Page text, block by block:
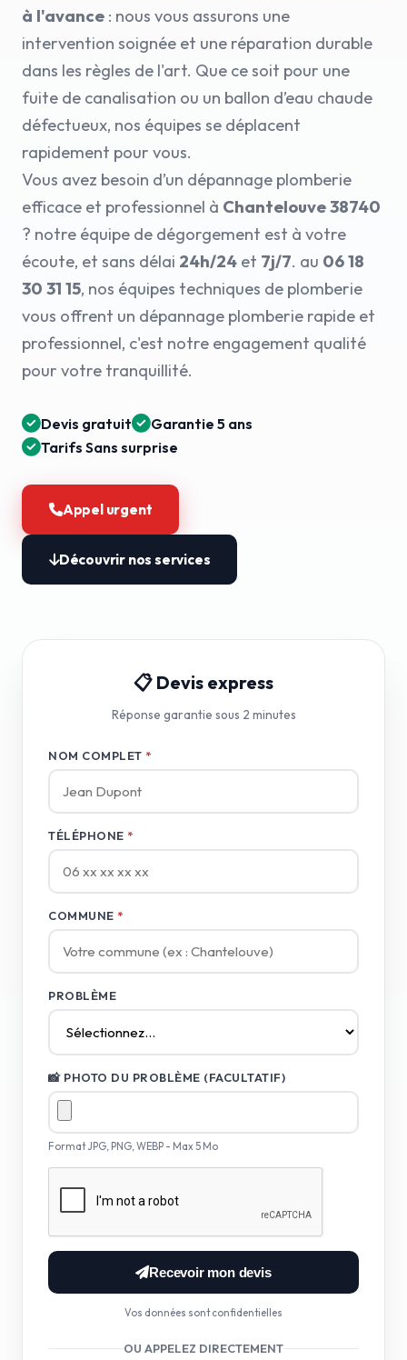
à l'avance : nous vous assurons une
intervention soignée et une réparation durable
dans les règles de l'art. Que ce soit pour une
fuite de canalisation ou un ballon d’eau chaude
défectueux, nos équipes se déplacent
rapidement pour vous.
Vous avez besoin d’un dépannage plomberie
efficace et professionnel à Chantelouve 38740
? notre équipe de dégorgement est à votre
écoute, et sans délai 24h/24 et 7j/7. au 06 18
30 31 15, nos équipes techniques de plomberie
vous offrent un dépannage plomberie rapide et
professionnel, c'est notre engagement qualité
pour votre tranquillité.
Devis gratuit
Garantie 5 ans
Tarifs Sans surprise
Appel urgent
Découvrir nos services
📋 Devis express
Réponse garantie sous 2 minutes
NOM COMPLET *
TÉLÉPHONE *
COMMUNE *
PROBLÈME
📸 PHOTO DU PROBLÈME (FACULTATIF)
Format JPG, PNG, WEBP - Max 5 Mo
Recevoir mon devis
Vos données sont confidentielles
OU APPELEZ DIRECTEMENT